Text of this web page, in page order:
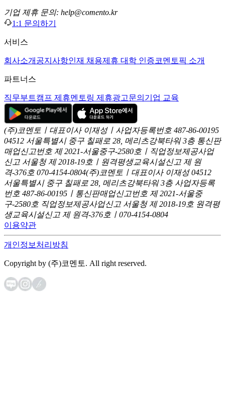
기업 제휴 문의: help@comento.kr
1:1 문의하기
서비스
회사소개 공지사항인재 채용제휴 대학 인증코멘토픽 소개
파트너스
직무부트캠프 제휴멘토링 제휴광고문의 기업 교육
(주)코멘토ㅣ대표이사 이재성ㅣ사업자등록번호 487-86-00195
04512 서울특별시 중구 칠패로 28, 메리츠강북타워 3층 통신판
매업신고번호 제 2021-서울중구-2580호ㅣ직업정보제공사업
신고 서울청 제 2018-19호ㅣ원격평생교육시설신고 제 원
격-376호 070-4154-0804(주)코멘토ㅣ대표이사 이재성 04512
서울특별시 중구 칠패로 28, 메리츠강북타워 3층 사업자등록
번호 487-86-00195ㅣ통신판매업신고번호 제 2021-서울중
구-2580호 직업정보제공사업신고 서울청 제 2018-19호 원격평
생교육시설신고 제 원격-376호ㅣ070-4154-0804
이용약관
개인정보처리방침
Copyright by (주)코멘토. All right reserved.